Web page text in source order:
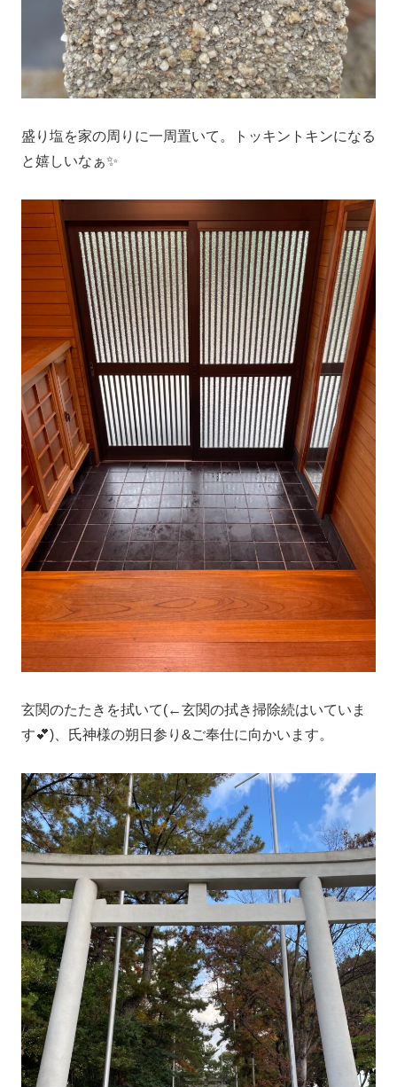
盛り塩を家の周りに一周置いて。トッキントキンになる
と嬉しいなぁ✨
玄関のたたきを拭いて(←玄関の拭き掃除続はいていま
す💕)、氏神様の朔日参り&ご奉仕に向かいます。